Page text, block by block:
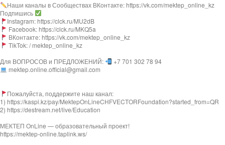
Наши каналы в Сообществах ВКонтакте: https://vk.com/mektep_online_kz
Подпишись
Instagram: https://clck.ru/MU2dB
Facebook: https://clck.ru/MKQ5a
ВКонтакте: https://vk.com/mektep_online_kz
TikTok: / mektep_online_kz
Для ВОПРОСОВ и ПРЕДЛОЖЕНИЙ:
+7 701 302 78 94
mektep.online.official@gmail.com
Пожалуйста, поддержите наш канал:
1) https://kaspi.kz/pay/MektepOnLineCHFVECTORFoundation?started_from=QR
2) https://destream.net/live/Education
МЕКТЕП OnLine — образовательный проект!
https://mektep-online.taplink.ws/